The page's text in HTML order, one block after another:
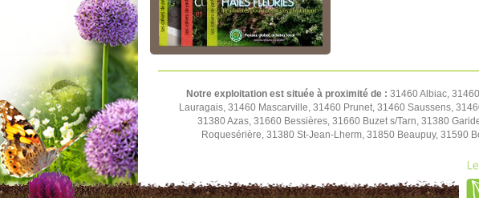
Notre exploitation est située à proximité de : 31460 Albiac,
Lauragais, 31460 Mascarville, 31460 Prunet, 31460 Saussens,
31380 Azas, 31660 Bessières, 31660 Buzet s/Tarn, 31380
Roquesérière, 31380 St-Jean-Lherm, 31850 Beaupuy, 31590